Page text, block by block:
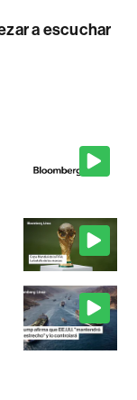
a escuchar